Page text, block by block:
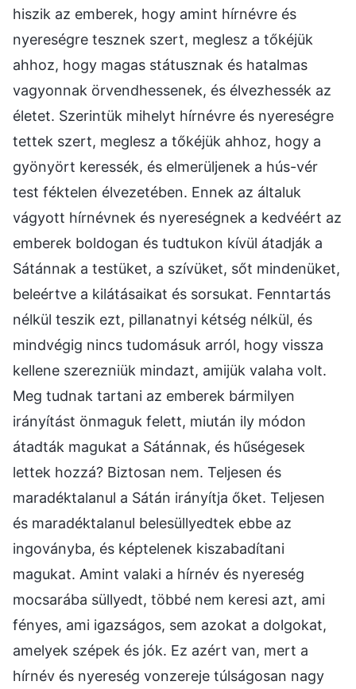
hiszik az emberek, hogy amint hírnévre és
nyereségre tesznek szert, meglesz a tőkéjük
ahhoz, hogy magas státusznak és hatalmas
vagyonnak örvendhessenek, és élvezhessék az
életet. Szerintük mihelyt hírnévre és nyereségre
tettek szert, meglesz a tőkéjük ahhoz, hogy a
gyönyört keressék, és elmerüljenek a hús-vér
test féktelen élvezetében. Ennek az általuk
vágyott hírnévnek és nyereségnek a kedvéért az
emberek boldogan és tudtukon kívül átadják a
Sátánnak a testüket, a szívüket, sőt mindenüket,
beleértve a kilátásaikat és sorsukat. Fenntartás
nélkül teszik ezt, pillanatnyi kétség nélkül, és
mindvégig nincs tudomásuk arról, hogy vissza
kellene szerezniük mindazt, amijük valaha volt.
Meg tudnak tartani az emberek bármilyen
irányítást önmaguk felett, miután ily módon
átadták magukat a Sátánnak, és hűségesek
lettek hozzá? Biztosan nem. Teljesen és
maradéktalanul a Sátán irányítja őket. Teljesen
és maradéktalanul belesüllyedtek ebbe az
ingoványba, és képtelenek kiszabadítani
magukat. Amint valaki a hírnév és nyereség
mocsarába süllyedt, többé nem keresi azt, ami
fényes, ami igazságos, sem azokat a dolgokat,
amelyek szépek és jók. Ez azért van, mert a
hírnév és nyereség vonzereje túlságosan nagy